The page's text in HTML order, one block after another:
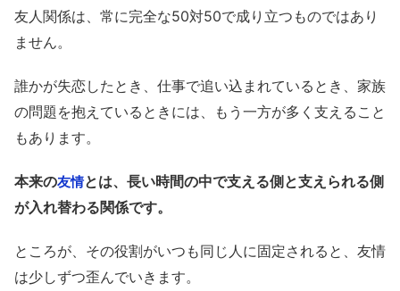
友人関係は、常に完全な50対50で成り立つものではあり
ません。
誰かが失恋したとき、仕事で追い込まれているとき、家族
の問題を抱えているときには、もう一方が多く支えること
もあります。
本来の友情とは、長い時間の中で支える側と支えられる側
が入れ替わる関係です。
ところが、その役割がいつも同じ人に固定されると、友情
は少しずつ歪んでいきます。